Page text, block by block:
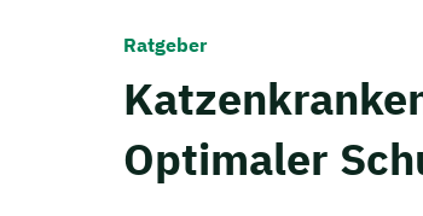
Ratgeber
Optimaler